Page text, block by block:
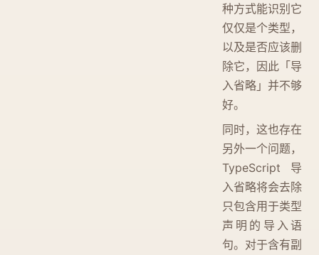
种方式能识别它
仅仅是个类型，
以及是否应该删
除它，因此「导
入省略」并不够
好。
同时，这也存在
另外一个问题，
TypeScript 导
入省略将会去除
只包含用于类型
声明的导入语
句。对于含有副